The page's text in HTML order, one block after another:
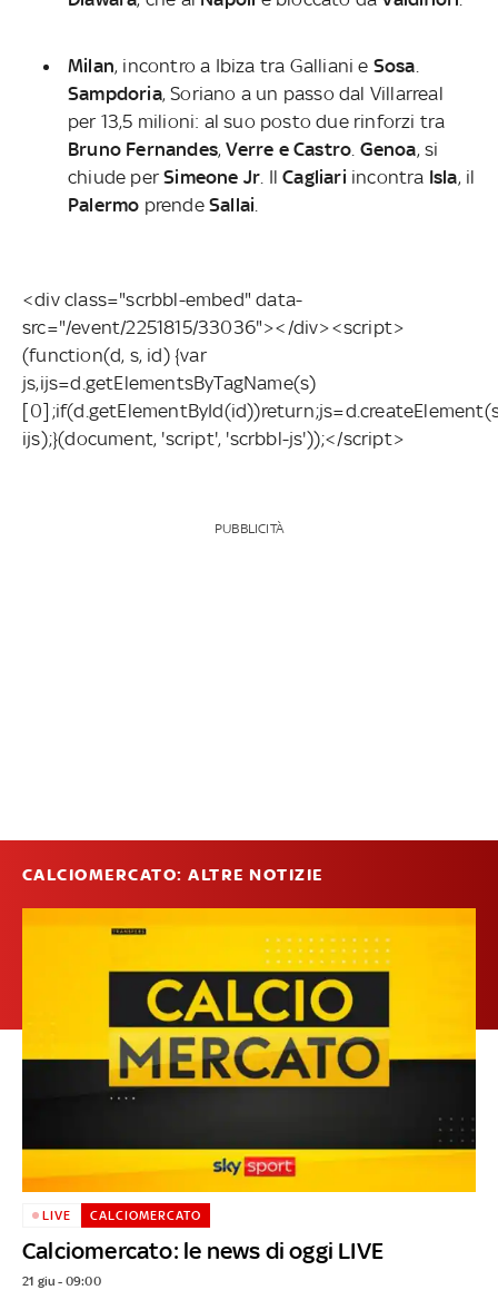
Milan, incontro a Ibiza tra Galliani e Sosa
Sampdoria, Soriano a un passo dal Villarreal
per 13,5 milioni: al suo posto due rinforzi tra
Bruno Fernandes, Verre e Castro Genoa, si
chiude perSimeone Jr . IlCagliari incontra Isla, il
Palermo prende Sallai
<div class="scrbbl-embed" data-
src="/event/2251815/33036"></div><script>
(function(d, s, id) {var
js,ijs=d.getElementsByTagName(s)
ijs);}(document, 'script', 'scrbbl-js'));</script>
PUBBLICITÀ
CALCIOMERCATO: ALTRE NOTIZIE
Calciomercato: le news di oggi LIVE
LIVE CALCIOMERCATO
21 giu - 09:00